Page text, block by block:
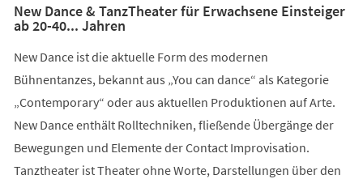
New Dance & TanzTheater für Erwachsene Einsteiger
ab 20-40... Jahren
New Dance ist die aktuelle Form des modernen
Bühnentanzes, bekannt aus „You can dance“ als Kategorie
„Contemporary“ oder aus aktuellen Produktionen auf Arte.
New Dance enthält Rolltechniken, fließende Übergänge der
Bewegungen und Elemente der Contact Improvisation.
Tanztheater ist Theater ohne Worte, Darstellungen über den